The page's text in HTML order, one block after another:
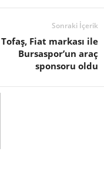
Sonraki İçerik
Tofaş, Fiat markası ile
Bursaspor’un araç
sponsoru oldu